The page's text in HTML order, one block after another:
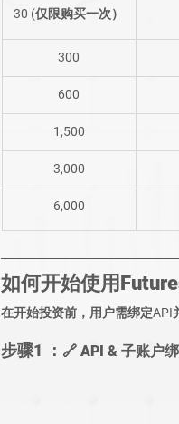
30 (仅限购买一次）
300
600
1,500
3,000
6,000
如何开始使用
在开始投资前，用户需绑定API
步骤1 ： 🔗 API & 子账户